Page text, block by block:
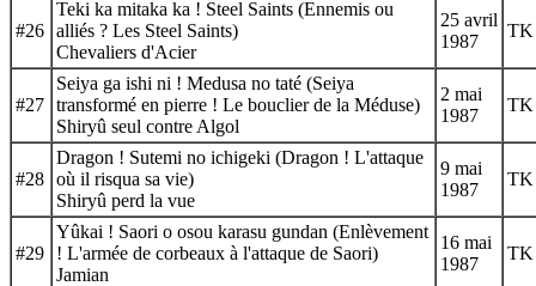
#26
Teki ka mitaka ka ! Steel Saints (Ennemis ou
alliés ? Les Steel Saints)
Chevaliers d'Acier
25 avril
1987
TK
#27
Seiya ga ishi ni ! Medusa no taté (Seiya
transformé en pierre ! Le bouclier de la Méduse)
Shiryû seul contre Algol
2 mai
1987
TK
#28
Dragon ! Sutemi no ichigeki (Dragon ! L'attaque
où il risqua sa vie)
Shiryû perd la vue
9 mai
1987
TK
#29
Yûkai ! Saori o osou karasu gundan (Enlèvement
! L'armée de corbeaux à l'attaque de Saori)
Jamian
16 mai
1987
TK